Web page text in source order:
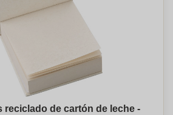
reciclado de cartón de leche -